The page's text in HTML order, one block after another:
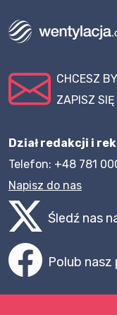
CHCESZ
ZAPISZ
Dział redakcji i
Telefon: +48 781
Napisz do nas
Śledź nas
Polub nasz